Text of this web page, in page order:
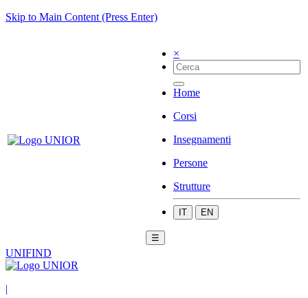
Skip to Main Content (Press Enter)
×
Home
Corsi
Insegnamenti
Persone
Strutture
IT EN
☰
UNIFIND
|